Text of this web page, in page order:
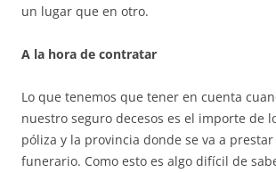
un lugar que en otro.
A la hora de contratar
Lo que tenemos que tener en cuenta
nuestro seguro decesos es el importe de
póliza y la provincia donde se va a
funerario. Como esto es algo difícil de